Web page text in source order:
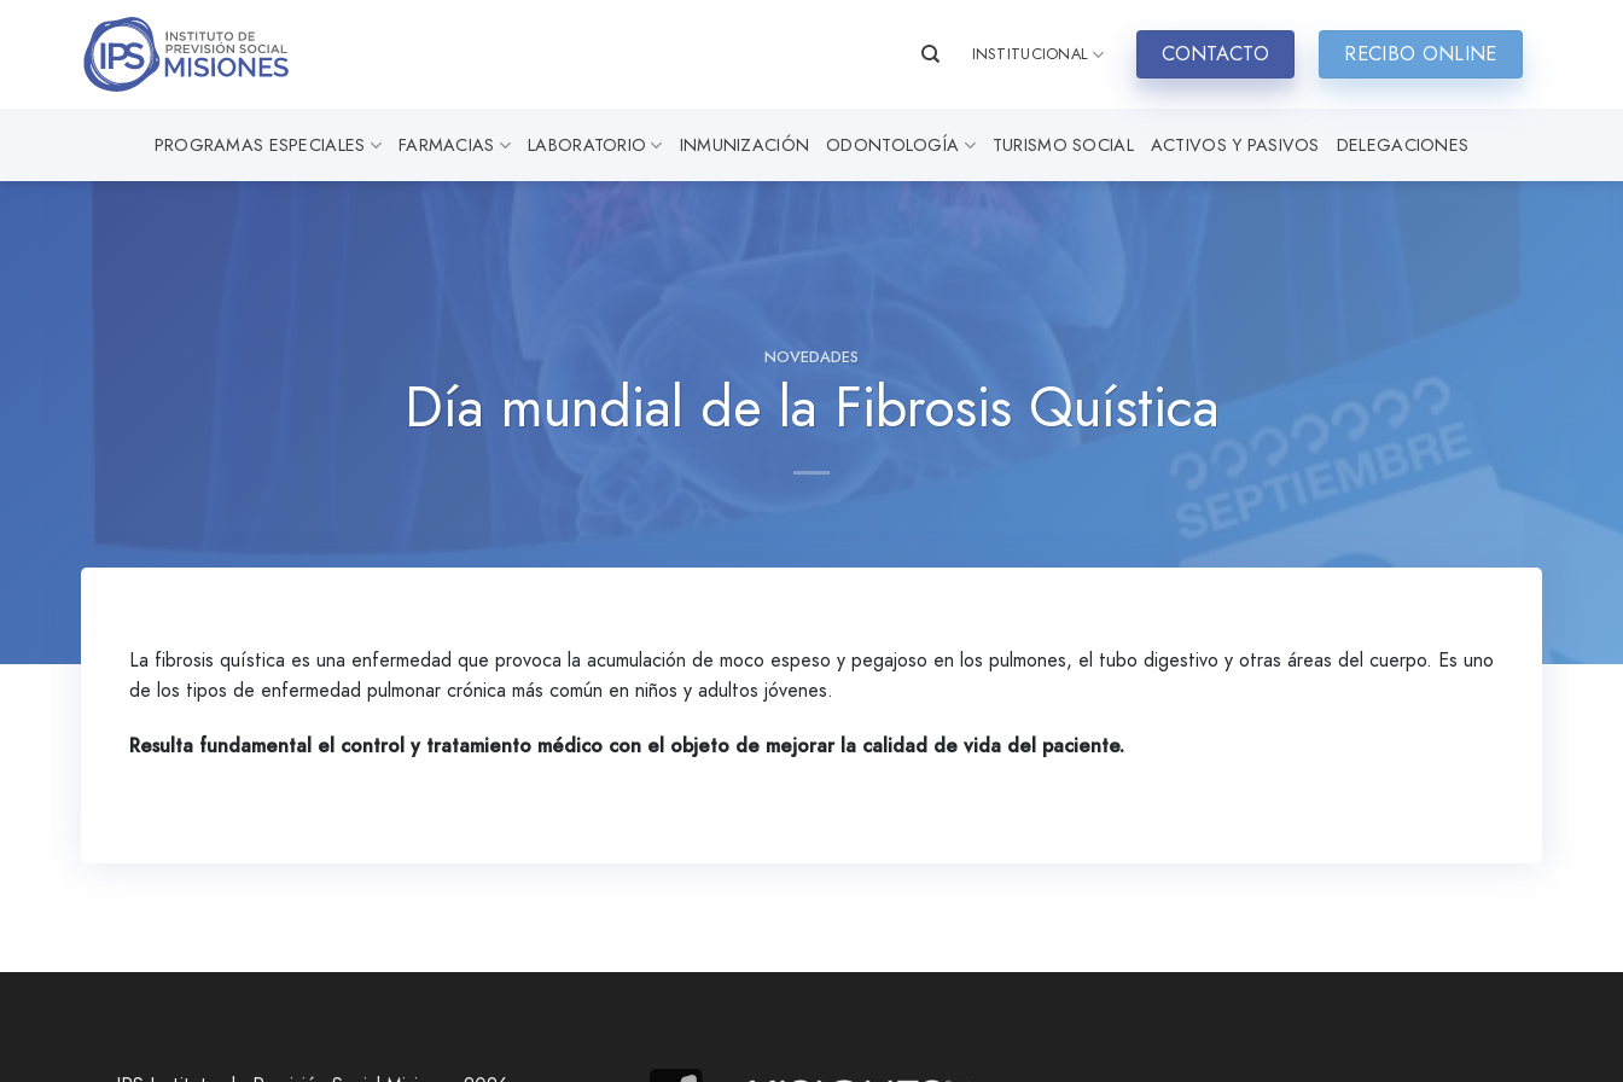
INSTITUCIONAL CONTACTO RECIBO ONLINE
PROGRAMAS ESPECIALES FARMACIAS LABORATORIO INMUNIZACIÓN ODONTOLOGÍA TURISMO SOCIAL ACTIVOS Y PASIVOS DELEGACIONES
NOVEDADES
Día mundial de la Fibrosis Quística
La fibrosis quística es una enfermedad que provoca la acumulación de moco espeso y pegajoso en los pulmones, el tubo digestivo y otras áreas del cuerpo. Es uno
de los tipos de enfermedad pulmonar crónica más común en niños y adultos jóvenes.
Resulta fundamental el control y tratamiento médico con el objeto de mejorar la calidad de vida del paciente.